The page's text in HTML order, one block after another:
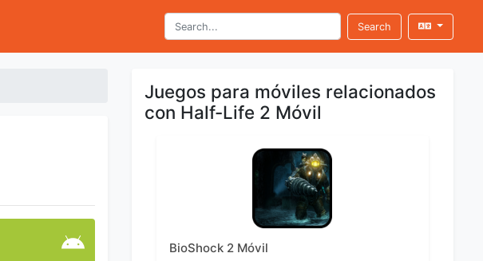
Search
Juegos para móviles relacionados
con Half-Life 2 Móvil
BioShock 2 Móvil